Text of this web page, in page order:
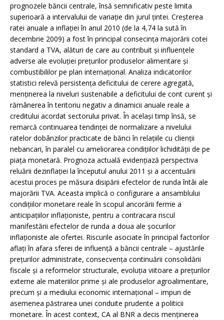
prognozele băncii centrale, însă semnificativ peste limita
superioară a intervalului de variaţie din jurul ţintei. Creşterea
ratei anuale a inflaţiei în anul 2010 (de la 4,74 la sută în
decembrie 2009) a fost în principal consecinţa majorării cotei
standard a TVA, alături de care au contribuit şi influenţele
adverse ale evoluţiei preţurilor produselor alimentare şi
combustibililor pe plan internaţional. Analiza indicatorilor
statistici relevă persistenţa deficitului de cerere agregată,
menţinerea la niveluri sustenabile a deficitului de cont curent şi
rămânerea în teritoriu negativ a dinamicii anuale reale a
creditului acordat sectorului privat. În acelaşi timp însă, se
remarcă continuarea tendinţei de normalizare a nivelului
ratelor dobânzilor practicate de bănci în relaţiile cu clienţii
nebancari, în paralel cu ameliorarea condiţiilor lichidităţii de pe
piaţa monetară. Prognoza actuală evidenţiază perspectiva
reluării dezinflaţiei la începutul anului 2011 şi a accentuării
acestui proces pe măsura disipării efectelor de runda întâi ale
majorării TVA. Aceasta implică o configurare a ansamblului
condiţiilor monetare reale în scopul ancorării ferme a
anticipaţiilor inflaţioniste, pentru a contracara riscul
manifestării efectelor de runda a doua ale şocurilor
inflaţioniste ale ofertei. Riscurile asociate în principal factorilor
aflaţi în afara sferei de influenţă a băncii centrale – ajustările
preţurilor administrate, consecvenţa continuării consolidării
fiscale şi a reformelor structurale, evoluţia viitoare a preţurilor
externe ale materiilor prime şi ale produselor agroalimentare,
precum şi a mediului economic internaţional – impun de
asemenea păstrarea unei conduite prudente a politicii
monetare. În acest context, CA al BNR a decis menţinerea